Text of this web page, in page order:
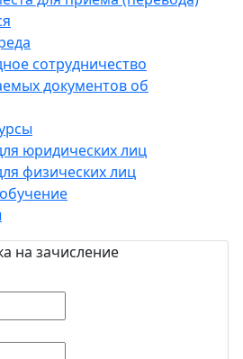
сотрудничество
документов об
юридических лиц
физических лиц
на зачисление